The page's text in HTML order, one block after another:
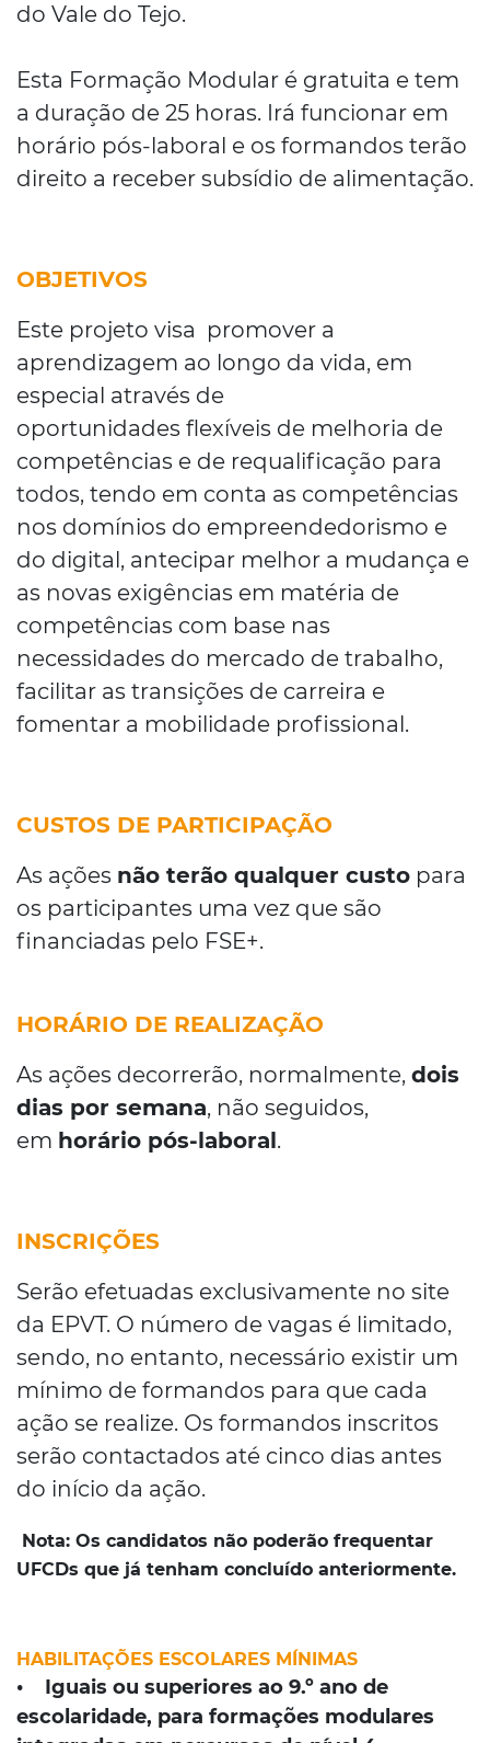
do Vale do Tejo.
Esta Formação Modular é gratuita e tem
a duração de 25 horas. Irá funcionar em
horário pós-laboral e os formandos terão
direito a receber subsídio de alimentação.
OBJETIVOS
Este projeto visa promover a
aprendizagem ao longo da vida, em
especial através de
oportunidades flexíveis de melhoria de
competências e de requalificação para
todos, tendo em conta as competências
nos domínios do empreendedorismo e
do digital, antecipar melhor a mudança e
as novas exigências em matéria de
competências com base nas
necessidades do mercado de trabalho,
facilitar as transições de carreira e
fomentar a mobilidade profissional.
CUSTOS DE PARTICIPAÇÃO
As ações não terão qualquer custo para
os participantes uma vez que são
financiadas pelo FSE+.
HORÁRIO DE REALIZAÇÃO
As ações decorrerão, normalmente, dois
dias por semana, não seguidos,
em horário pós-laboral.
INSCRIÇÕES
Serão efetuadas exclusivamente no site
da EPVT. O número de vagas é limitado,
sendo, no entanto, necessário existir um
mínimo de formandos para que cada
ação se realize. Os formandos inscritos
serão contactados até cinco dias antes
do início da ação.
Nota: Os candidatos não poderão frequentar
UFCDs que já tenham concluído anteriormente.
HABILITAÇÕES ESCOLARES MÍNIMAS
• Iguais ou superiores ao 9.º ano de
escolaridade, para formações modulares